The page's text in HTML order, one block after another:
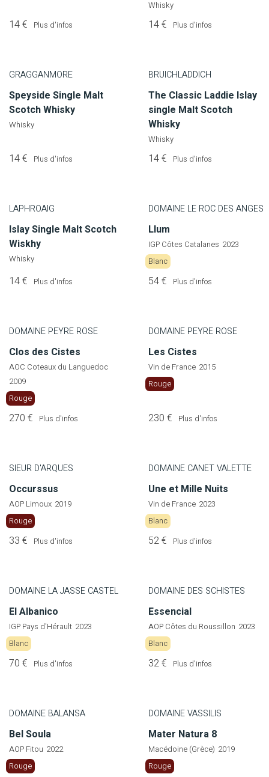
14 € Plus d'infos
Whisky
14 € Plus d'infos
GRAGGANMORE
Speyside Single Malt
Scotch Whisky
Whisky
14 € Plus d'infos
BRUICHLADDICH
The Classic Laddie Islay
single Malt Scotch
Whisky
Whisky
14 € Plus d'infos
LAPHROAIG
Islay Single Malt Scotch
Wiskhy
Whisky
14 € Plus d'infos
DOMAINE LE ROC DES ANGES
Llum
IGP Côtes Catalanes 2023
Blanc
54 € Plus d'infos
DOMAINE PEYRE ROSE
Clos des Cistes
AOC Coteaux du Languedoc
2009
Rouge
270 € Plus d'infos
DOMAINE PEYRE ROSE
Les Cistes
Vin de France 2015
Rouge
230 € Plus d'infos
SIEUR D'ARQUES
Occurssus
AOP Limoux 2019
Rouge
33 € Plus d'infos
DOMAINE CANET VALETTE
Une et Mille Nuits
Vin de France 2023
Blanc
52 € Plus d'infos
DOMAINE LA JASSE CASTEL
El Albanico
IGP Pays d'Hérault 2023
Blanc
70 € Plus d'infos
DOMAINE DES SCHISTES
Essencial
AOP Côtes du Roussillon 2023
Blanc
32 € Plus d'infos
DOMAINE BALANSA
Bel Soula
AOP Fitou 2022
Rouge
DOMAINE VASSILIS
Mater Natura 8
Macédoine (Grèce) 2019
Rouge